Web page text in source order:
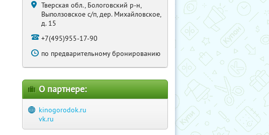
Тверская обл., Бологовский р-н,
Выползовское с/п, дер. Михайловское,
д. 15
+7(495)955-17-90
по предварительному бронированию
О партнере:
kinogorodok.ru
vk.ru